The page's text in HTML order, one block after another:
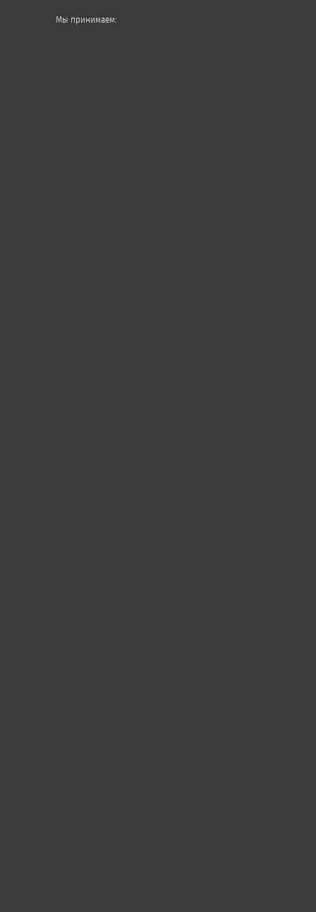
Мы принимаем: